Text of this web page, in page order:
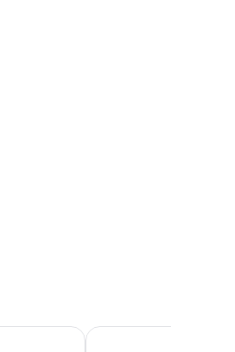
de la playaCasa de alquiler